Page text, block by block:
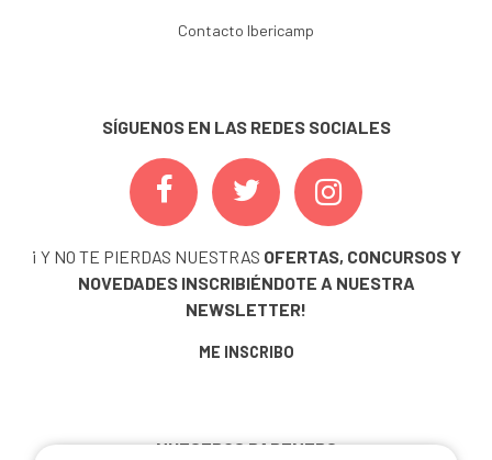
Contacto Ibericamp
SÍGUENOS EN LAS REDES SOCIALES
¡ Y NO TE PIERDAS NUESTRAS OFERTAS, CONCURSOS Y
NOVEDADES INSCRIBIÉNDOTE A NUESTRA
NEWSLETTER!
ME INSCRIBO
NUESTROS PARTNERS